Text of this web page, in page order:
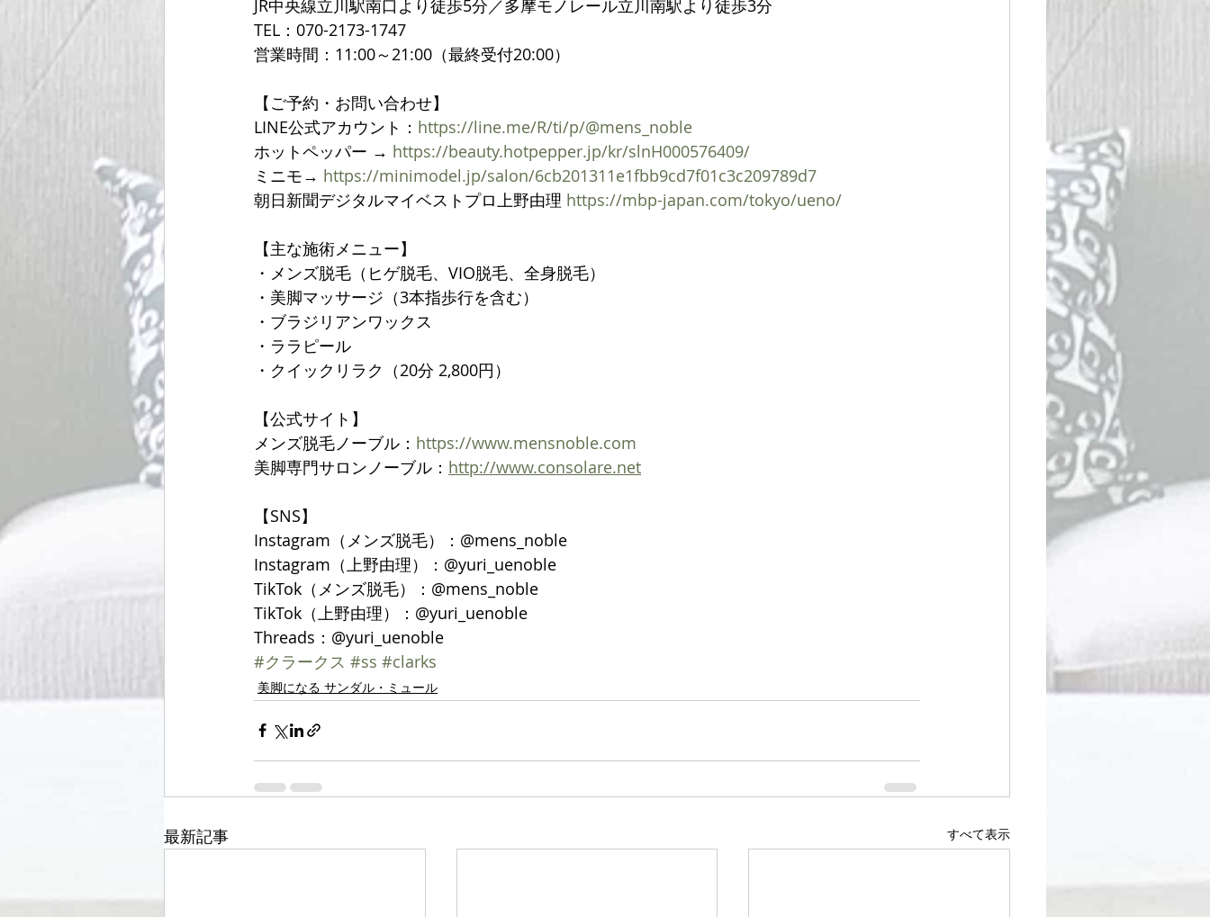
JR中央線立川駅南口より徒歩5分／多摩モノレール立川南駅より徒歩3分
TEL：070-2173-1747
営業時間：11:00～21:00（最終受付20:00）
【ご予約・お問い合わせ】
LINE公式アカウント： https://line.me/R/ti/p/@mens_noble
ホットペッパー → https://beauty.hotpepper.jp/kr/slnH000576409/
ミニモ→ https://minimodel.jp/salon/6cb201311e1fbb9cd7f01c3c209789d7
朝日新聞デジタルマイベストプロ上野由理 https://mbp-japan.com/tokyo/ueno/
【主な施術メニュー】
・メンズ脱毛（ヒゲ脱毛、VIO脱毛、全身脱毛）
・美脚マッサージ（3本指歩行を含む）
・ブラジリアンワックス
・ララピール
・クイックリラク（20分 2,800円）
【公式サイト】
メンズ脱毛ノーブル： https://www.mensnoble.com
美脚専門サロンノーブル： http://www.consolare.net
【SNS】
Instagram（メンズ脱毛）：@mens_noble
Instagram（上野由理）：@yuri_uenoble
TikTok（メンズ脱毛）：@mens_noble
TikTok（上野由理）：@yuri_uenoble
Threads：@yuri_uenoble
#クラークス #ss #clarks
美脚になる サンダル・ミュール
最新記事 すべて表示